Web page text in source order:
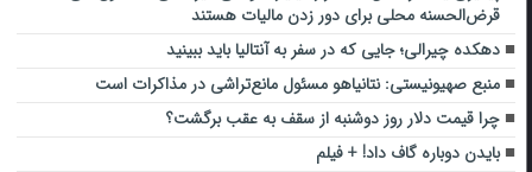
قرض‌الحسنه محلی برای دور زدن مالیات هستند
دهکده چیرالی؛ جایی که در سفر به آنتالیا باید ببینید
منبع صهیونیستی: نتانیاهو مسئول مانع‌تراشی در مذاکرات است
چرا قیمت دلار روز دوشنبه از سقف به عقب برگشت؟
بایدن دوباره گاف داد! + فیلم